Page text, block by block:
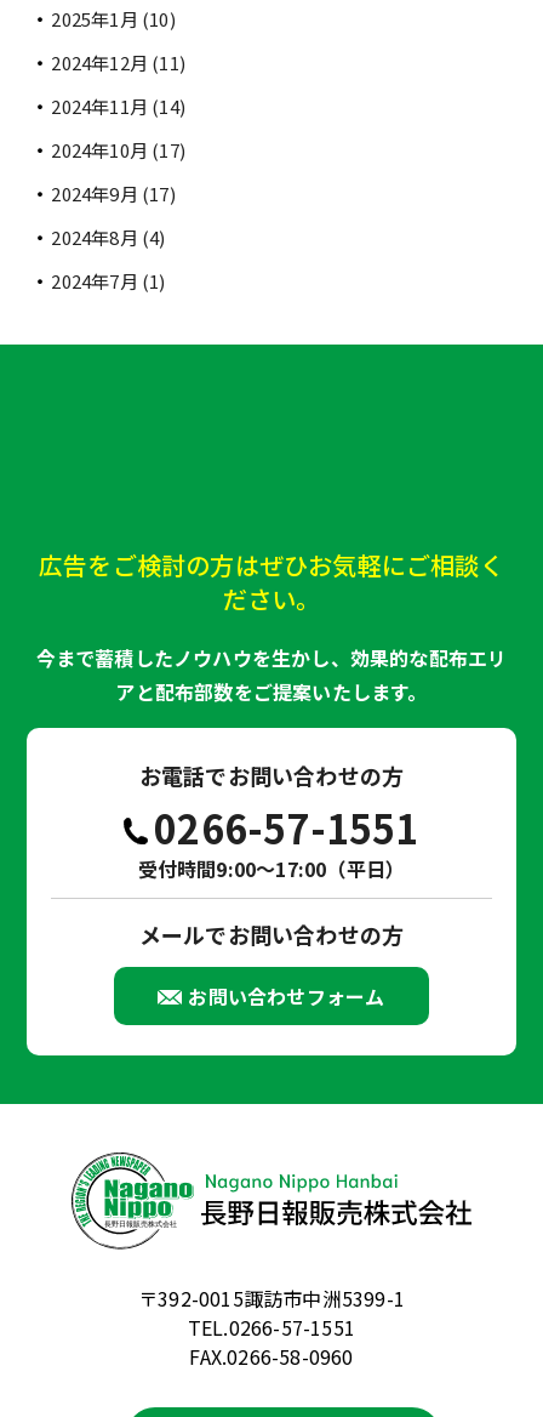
2025年1月 (10)
2024年12月 (11)
2024年11月 (14)
2024年10月 (17)
2024年9月 (17)
2024年8月 (4)
2024年7月 (1)
広告をご検討の方はぜひお気軽にご相談く
ださい。
今まで蓄積したノウハウを生かし、効果的な配布エリ
アと配布部数をご提案いたします。
お電話でお問い合わせの方
0266-57-1551
受付時間9:00～17:00（平日）
メールでお問い合わせの方
お問い合わせフォーム
〒392-0015諏訪市中洲5399-1
TEL.0266-57-1551
FAX.0266-58-0960